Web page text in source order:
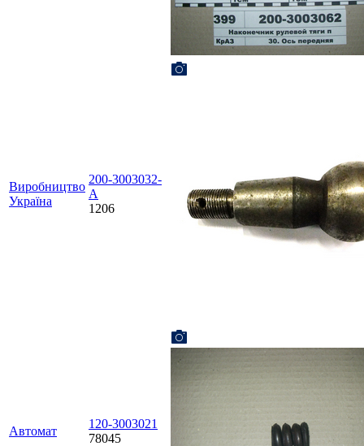
Виробництво
Україна
200-3003032-
А
1206
Автомат
120-3003021
78045